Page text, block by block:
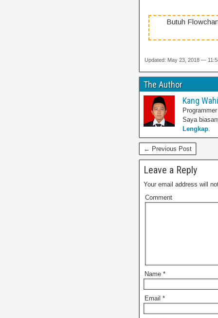
Butuh
Updated: May 23, 2018 —
The Author
Kang
Saya
Lengkap.
← Previous Post
Leave a Reply
Your email address will
Comment
Name *
Email *